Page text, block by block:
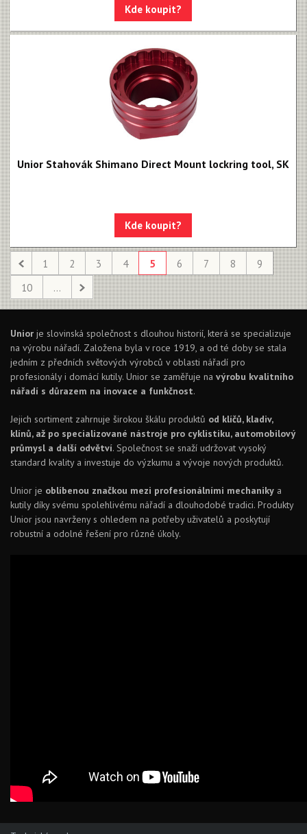
Kde koupit?
Unior Stahovák Shimano Direct Mount lockring tool, SK
Kde koupit?
1 2 3 4 5 6 7 8
9
10
...
Unior je slovinská společnost s dlouhou historií, která se specializuje
na výrobu nářadí. Založena byla v roce 1919, a od té doby se stala
jedním z předních světových výrobců v oblasti nářadí pro
profesionály i domácí kutily. Unior se zaměřuje na výrobu kvalitního
nářadí s důrazem na inovace a funkčnost.
Jejich sortiment zahrnuje širokou škálu produktů od klíčů, kladiv,
klínů, až po specializované nástroje pro cyklistiku, automobilový
průmysl a další odvětví. Společnost se snaží udržovat vysoký
standard kvality a investuje do výzkumu a vývoje nových produktů.
Unior je oblíbenou značkou mezi profesionálními mechaniky a
kutily díky svému spolehlivému nářadí a dlouhodobé tradici. Produkty
Unior jsou navrženy s ohledem na potřeby uživatelů a poskytují
robustní a odolné řešení pro různé úkoly.